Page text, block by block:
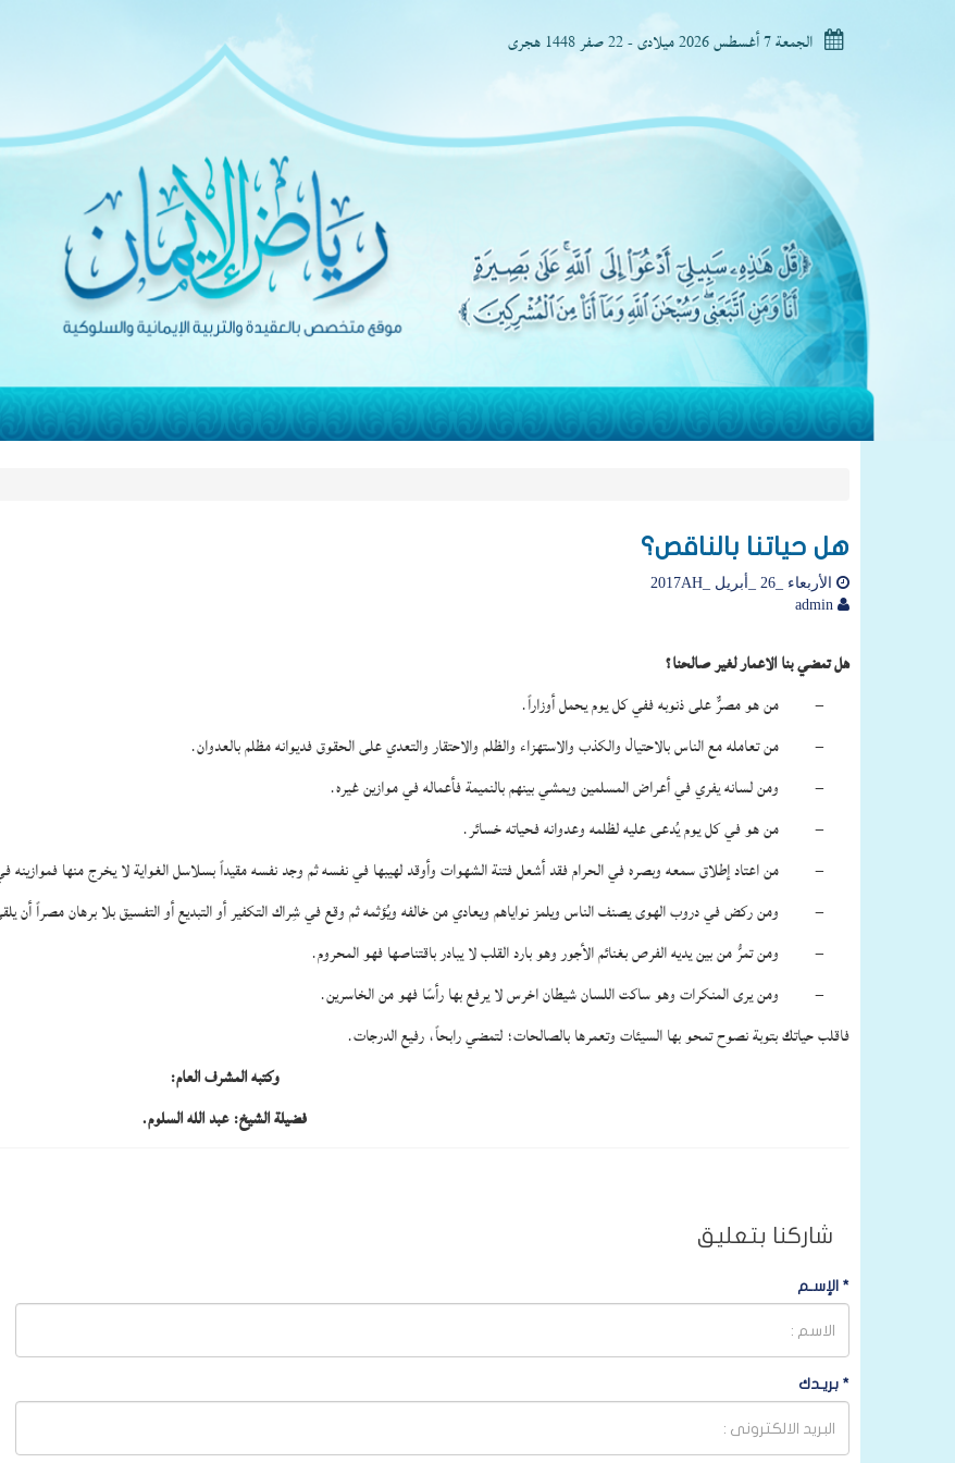
الجمعة 7 أغسطس 2026 ميلادى - 22 صفر 1448 هجرى
هل حياتنا بالناقص؟
الأربعاء _26 _أبريل _2017AH
هل تمضي بنا الاعمار لغير صالحنا؟
– من هو مصرٌّ على ذنوبه ففي كل يوم يحمل أوزاراً.
– من تعامله مع الناس بالاحتيال والكذب والاستهزاء والظلم والاحتقار والتعدي على الحقوق فديوانه مظلم بالعدوان.
– ومن لسانه يفري في أعراض المسلمين ويمشي بينهم بالنميمة فأعماله في موازين غيره.
– من هو في كل يوم يُدعى عليه لظلمه وعدوانه فحياته خسائر.
– من اعتاد إطلاق سمعه وبصره في الحرام فقد أشعل فتنة الشهوات وأوقد لهيبها في نفسه ثم وجد نفسه مقيداً بسلاسل الغواية لا يخرج منها فموازينه
– ومن ركض في دروب الهوى يصنف الناس ويلمز نواياهم ويعادي من خالفه ويُؤثمه ثم وقع في شِراك التكفير أو التبديع أو التفسيق بلا برهان مصراً أن يلقى
– ومن تمرُّ من بين يديه الفرص بغنائم الأجور وهو بارد القلب لا يبادر باقتناصها فهو المحروم.
– ومن يرى المنكرات وهو ساكت اللسان شيطان اخرس لا يرفع بها رأسًا فهو من الخاسرين.
فاقلب حياتك بتوبة نصوح تمحو بها السيئات وتعمرها بالصالحات؛ لتمضي رابحاً، رفيع الدرجات.
وكتبه المشرف العام:
فضيلة الشيخ: عبد الله السلوم.
شاركنا بتعليق
* الإسـم
* بريـدك